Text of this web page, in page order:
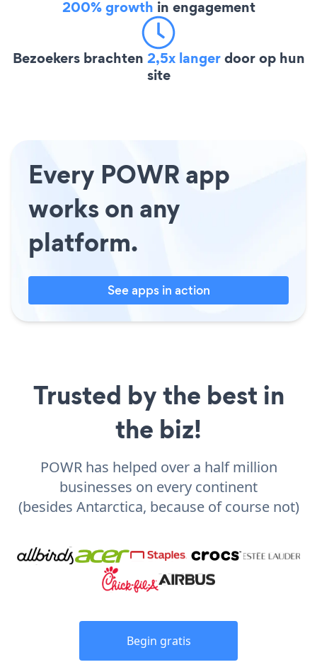
200% growth in engagement
Bezoekers brachten 2,5x langerdoor op hun
site
Every POWR app
works on any
platform.
See apps in action
Trusted by the best in
the biz!
POWR has helped over a half million
businesses on every continent
(besides Antarctica, because of course not)
Begin gratis